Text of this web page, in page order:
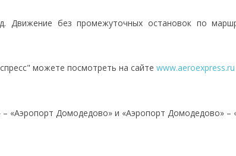
Движение без промежуточных остановок по
можете посмотреть на сайте www.aeroexpress.ru
«Аэропорт Домодедово» и «Аэропорт Домодедово» –